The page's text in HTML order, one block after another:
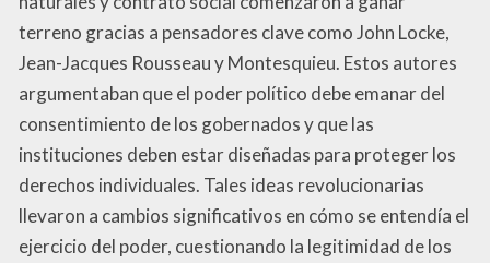
terreno gracias a pensadores clave como John Locke,
Jean-Jacques Rousseau y Montesquieu. Estos autores
argumentaban que el poder político debe emanar del
consentimiento de los gobernados y que las
instituciones deben estar diseñadas para proteger los
derechos individuales. Tales ideas revolucionarias
llevaron a cambios significativos en cómo se entendía el
ejercicio del poder, cuestionando la legitimidad de los